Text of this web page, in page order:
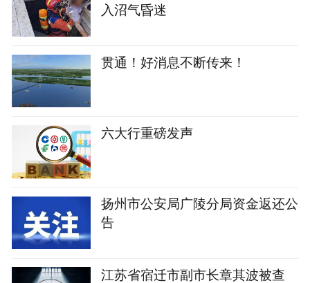
入沼气昏迷
贯通！好消息不断传来！
六大行重磅发声
扬州市公安局广陵分局资金返还公
告
江苏省宿迁市副市长章其波被查